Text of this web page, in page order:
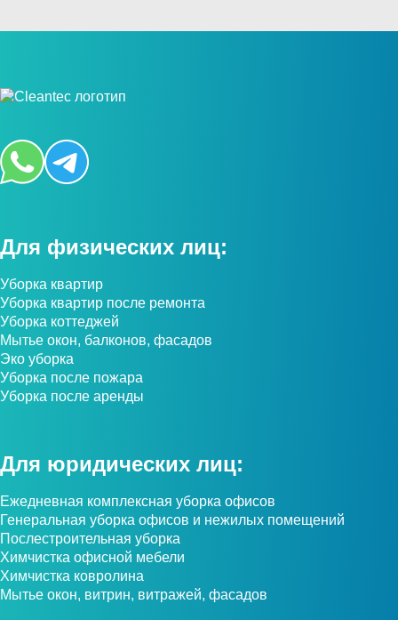
Для физических лиц:
Уборка квартир
Уборка квартир после ремонта
Уборка коттеджей
Мытье окон, балконов, фасадов
Эко уборка
Уборка после пожара
Уборка после аренды
Для юридических лиц:
Ежедневная комплексная уборка офисов
Генеральная уборка офисов и нежилых помещений
Послестроительная уборка
Химчистка офисной мебели
Химчистка ковролина
Мытье окон, витрин, витражей, фасадов